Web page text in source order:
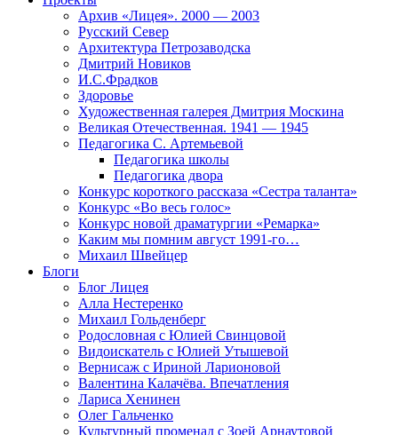
Архив «Лицея». 2000 — 2003
Русский Север
Архитектура Петрозаводска
Дмитрий Новиков
И.С.Фрадков
Здоровье
Художественная галерея Дмитрия Москина
Великая Отечественная. 1941 — 1945
Педагогика С. Артемьевой
Педагогика школы
Педагогика двора
Конкурс короткого рассказа «Сестра таланта»
Конкурс «Во весь голос»
Конкурс новой драматургии «Ремарка»
Каким мы помним август 1991-го…
Михаил Швейцер
Блоги
Блог Лицея
Алла Нестеренко
Михаил Гольденберг
Родословная с Юлией Свинцовой
Видоискатель с Юлией Утышевой
Вернисаж с Ириной Ларионовой
Валентина Калачёва. Впечатления
Лариса Хенинен
Олег Гальченко
Культурный променад с Зоей Арнаутовой